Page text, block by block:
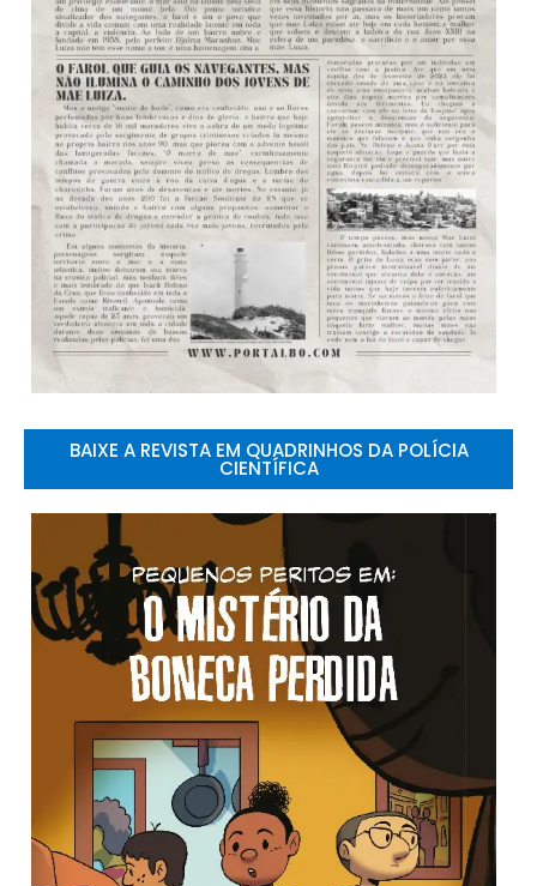
BAIXE A REVISTA EM QUADRINHOS DA POLÍCIA
CIENTÍFICA